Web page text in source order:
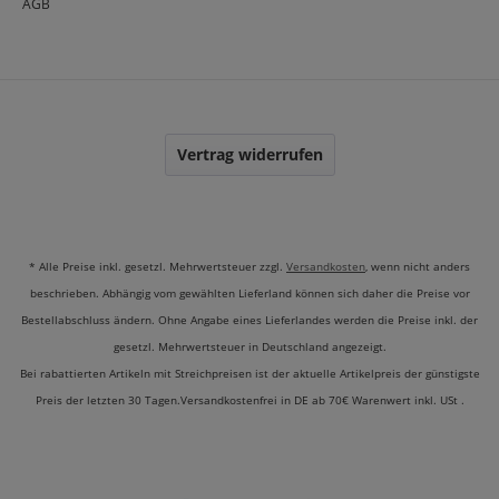
Vertrag widerrufen
* Alle Preise inkl. gesetzl. Mehrwertsteuer zzgl. Versandkosten, wenn nicht anders
beschrieben. Abhängig vom gewählten Lieferland können sich daher die Preise vor
Bestellabschluss ändern. Ohne Angabe eines Lieferlandes werden die Preise inkl. der
gesetzl. Mehrwertsteuer in Deutschland angezeigt.
Bei rabattierten Artikeln mit Streichpreisen ist der aktuelle Artikelpreis der günstigste
Preis der letzten 30 Tagen.Versandkostenfrei in DE ab 70€ Warenwert inkl. USt .